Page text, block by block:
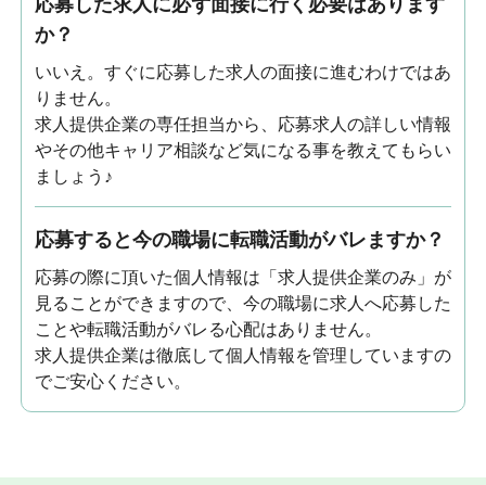
か？
いいえ。すぐに応募した求人の面接に進むわけではあ
りません。
求人提供企業の専任担当から、応募求人の詳しい情報
やその他キャリア相談など気になる事を教えてもらい
ましょう♪
応募すると今の職場に転職活動がバレますか？
応募の際に頂いた個人情報は「求人提供企業のみ」が
見ることができますので、今の職場に求人へ応募した
ことや転職活動がバレる心配はありません。
求人提供企業は徹底して個人情報を管理していますの
でご安心ください。